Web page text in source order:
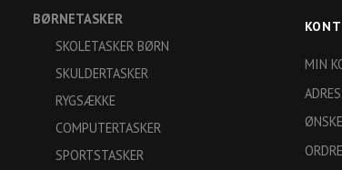
BØRNETASKER
SKOLETASKER BØRN
SKULDERTASKER
RYGSÆKKE
COMPUTERTASKER
SPORTSTASKER
MIN